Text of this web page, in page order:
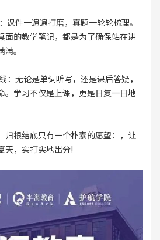
课件一遍遍打磨，真题一轮轮梳理。
面的教学笔记，都是为了确保站在讲
。
：无论是单词听写，还是课后答疑，
。学习不仅是上课，更是日复一日地
归根结底只有一个朴素的愿望：，让
天，实打实地出分!